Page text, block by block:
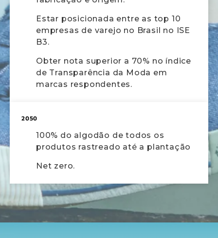
Estar posicionada entre as top 10
empresas de varejo no Brasil no ISE
B3.
Obter nota superior a 70% no índice
de Transparência da Moda em
marcas respondentes.
2050
100% do algodão de todos os
produtos rastreado até a plantação
Net zero.